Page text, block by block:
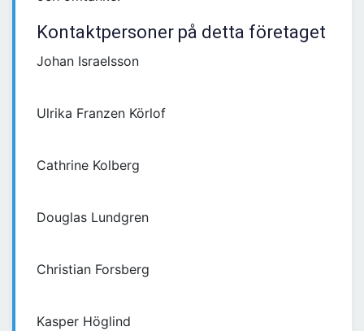
Kontaktpersoner på detta företaget
Johan Israelsson
Ulrika Franzen Körlof
Cathrine Kolberg
Douglas Lundgren
Christian Forsberg
Kasper Höglind